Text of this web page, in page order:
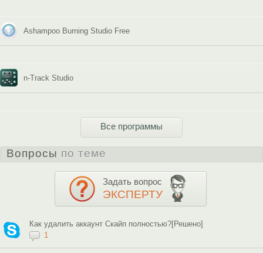
Ashampoo Burning Studio Free
n-Track Studio
Все программы
Вопросы по теме
Задать вопрос
ЭКСПЕРТУ
Как удалить аккаунт Скайп полностью?[Решено]
1